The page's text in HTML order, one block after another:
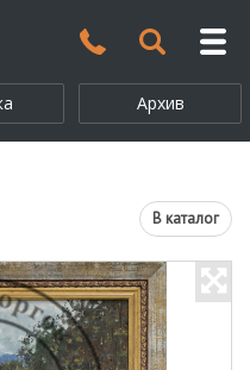
Архив
В каталог